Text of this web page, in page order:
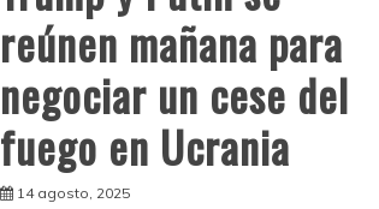
reúnen mañana para
negociar un cese del
fuego en Ucrania
14 agosto, 2025